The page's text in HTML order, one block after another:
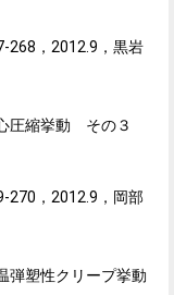
268，2012.9，黒岩
心圧縮挙動 その３
270，2012.9，岡部
弾塑性クリープ挙動